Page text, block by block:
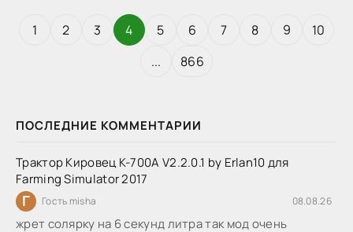
ПОСЛЕДНИЕ КОММЕНТАРИИ
Трактор Кировец К-700А V2.2.0.1 by Erlan10 для
Farming Simulator 2017
Г Гость misha 08.08.26
жрет солярку на 6 секунд литра так мод очень
1 2 3 4 5 6 7 8 9
10
...
866